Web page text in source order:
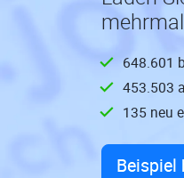
648.601
453.503
135 neu
Beispiel